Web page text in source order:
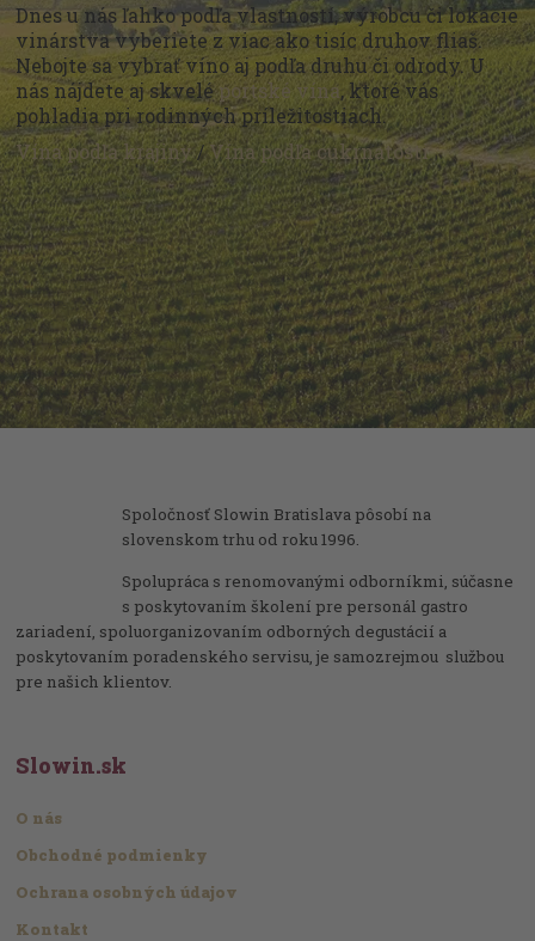
Dnes u nás ľahko podľa vlastností, výrobcu či lokácie
vinárstva vyberiete z viac ako tisíc druhov fliaš.
Nebojte sa vybrať víno aj podľa druhu či odrody. U
nás nájdete aj skveléportské vína, ktoré vás
pohladia pri rodinných príležitostiach.
Vína podľa krajiny/Vína podľa cukrnatosti
Spoločnosť Slowin Bratislava pôsobí na
slovenskom trhu od roku 1996.
Spolupráca s renomovanými odborníkmi, súčasne
s poskytovaním školení pre personál gastro
zariadení, spoluorganizovaním odborných degustácií a
poskytovaním poradenského servisu, je samozrejmou službou
pre našich klientov.
Slowin.sk
O nás
Obchodné podmienky
Ochrana osobných údajov
Kontakt